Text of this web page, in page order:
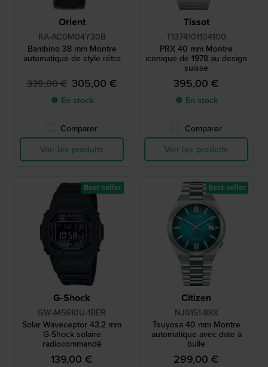
Orient
RA-AC0M04Y30B
Bambino 38 mm Montre
automatique de style rétro
339,00 € 305,00 €
● En stock
Comparer
Voir les produits
Tissot
T1374101104100
PRX 40 mm Montre
iconique de 1978 au design
suisse
395,00 €
● En stock
Comparer
Voir les produits
G-Shock
GW-M5610U-1BER
Solar Waveceptor 43.2 mm
G-Shock solaire
radiocommandé
139,00 €
Best-seller
Citizen
NJ0151-88X
Tsuyosa 40 mm Montre
automatique avec date à
bulle
299,00 €
Best-seller